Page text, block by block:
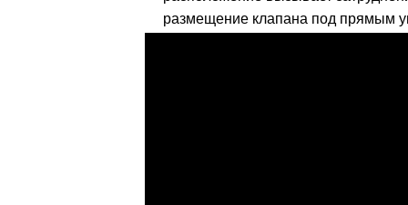
размещение клапана под прямым